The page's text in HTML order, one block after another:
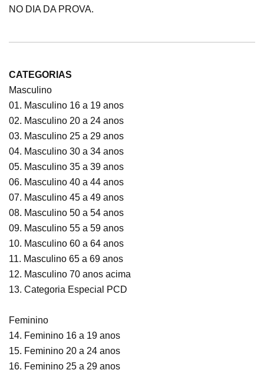
NO DIA DA PROVA.
CATEGORIAS
Masculino
01. Masculino 16 a 19 anos
02. Masculino 20 a 24 anos
03. Masculino 25 a 29 anos
04. Masculino 30 a 34 anos
05. Masculino 35 a 39 anos
06. Masculino 40 a 44 anos
07. Masculino 45 a 49 anos
08. Masculino 50 a 54 anos
09. Masculino 55 a 59 anos
10. Masculino 60 a 64 anos
11. Masculino 65 a 69 anos
12. Masculino 70 anos acima
13. Categoria Especial PCD
Feminino
14. Feminino 16 a 19 anos
15. Feminino 20 a 24 anos
16. Feminino 25 a 29 anos